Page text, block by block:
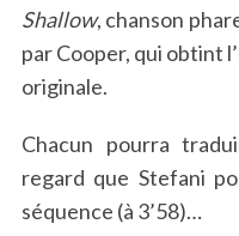
Shallow, chanson
par Cooper, qui obtint
originale.
Chacun pourra
regard que Stefani
séquence (à 3’58)…